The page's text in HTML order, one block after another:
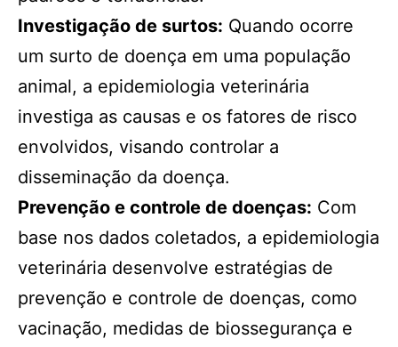
Investigação de surtos: Quando ocorre
um surto de doença em uma população
animal, a epidemiologia veterinária
investiga as causas e os fatores de risco
envolvidos, visando controlar a
disseminação da doença.
Prevenção e controle de doenças: Com
base nos dados coletados, a epidemiologia
veterinária desenvolve estratégias de
prevenção e controle de doenças, como
vacinação, medidas de biossegurança e